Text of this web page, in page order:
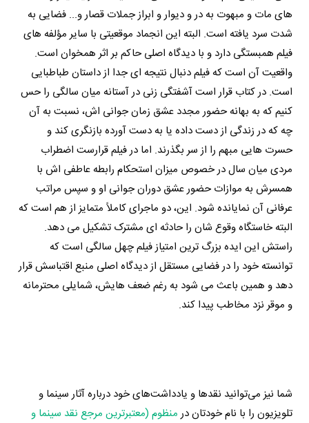
های مات و مبهوت به در و دیوار و ابراز جملات قصار و... فضایی به
شدت سرد یافته است. البته این انجماد موقعیتی با سایر مؤلفه های
فیلم همبستگی دارد و با دیدگاه اصلی حاکم بر اثر همخوان است.
واقعیت آن است که فیلم دنبال نتیجه ای جدا از داستان طباطبایی
است. در کتاب قرار است آشفتگی زنی در آستانه میان سالگی را حس
کنیم که به بهانه حضور مجدد عشق زمان جوانی اش، نسبت به آن
چه که در زندگی از دست داده یا به دست آورده بازنگری کند و
حسرت هایی مبهم را از سر بگذرند. اما در فیلم قرارست اضطراب
مردی میان سال در خصوص میزان استحکام رابطه عاطفی اش با
همسرش به موازات حضور عشق دوران جوانی او و سپس مراتب
عرفانی آن نمایانده شود. این، دو ماجرای کاملاً متمایز از هم است که
البته خاستگاه وقوع شان را حادثه ای مشترک تشکیل می دهد.
راستش این ایده بزرگ ترین امتیاز فیلم چهل سالگی است که
توانسته خود را در فضایی مستقل از دیدگاه اصلی منبع اقتباسش قرار
دهد و همین باعث می شود به رغم ضعف هایش، شمایلی محترمانه
و موقر نزد مخاطب پیدا کند.
شما نیز می‌توانید نقدها و یادداشت‌های خود درباره آثار سینما و
تلویزیون را با نام خودتان در منظوم (معتبرترین مرجع نقد سینما و